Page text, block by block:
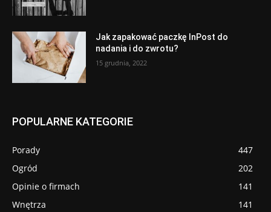
Jak zapakować paczkę InPost do
nadania i do zwrotu?
15 grudnia, 2022
POPULARNE KATEGORIE
Porady
447
Ogród
202
Opinie o firmach
141
Wnętrza
141